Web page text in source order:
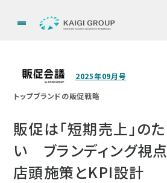
2025年09月号
トップブランドの販促戦略
販促は「短期売上」の
い ブランディング視
店頭施策とKPI設計